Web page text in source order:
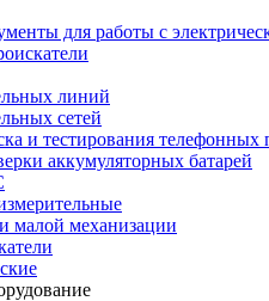
для работы с
линий
сетей
и тестирования телефонных
аккумуляторных батарей
малой механизации